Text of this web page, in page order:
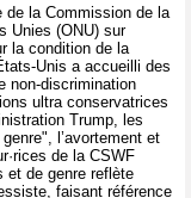
de la Commission de la
Unies (ONU) sur
la condition de la
Unis a accueilli des
non-discrimination
ultra conservatrices
Trump, les
l’avortement et
de la CSWF
et de genre reflète
faisant référence